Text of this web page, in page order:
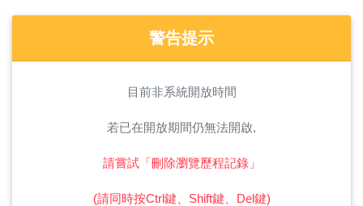
警告提示
目前非系統開放時間
若已在開放期間仍無法開啟,
請嘗試「刪除瀏覽歷程記錄」
(請同時按Ctrl鍵、Shift鍵、Del鍵)